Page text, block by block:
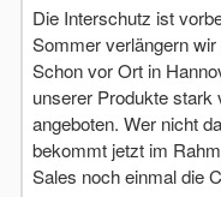
Die Interschutz ist
Sommer verlängern
Schon vor Ort in
unserer Produkte stark
angeboten. Wer nicht
bekommt jetzt im
Sales noch einmal die